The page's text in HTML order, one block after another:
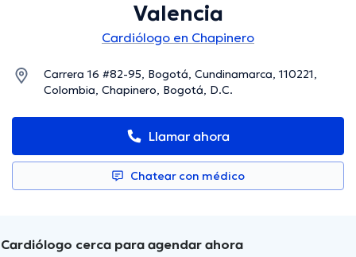
Valencia
Cardiólogo en Chapinero
Carrera 16 #82-95, Bogotá, Cundinamarca, 110221,
Colombia, Chapinero, Bogotá, D.C.
Llamar ahora
Chatear con médico
Cardiólogo cerca para agendar ahora